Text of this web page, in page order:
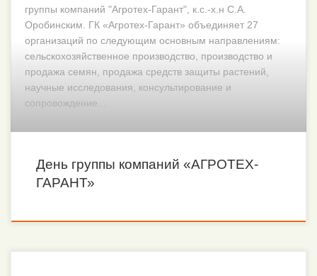
группы компаний "Агротех-Гарант", к.с.-х.н С.А.
Оробинским. ГК «Агротех-Гарант» объединяет 27
организаций по следующим основным направлениям:
сельскохозяйственное производство, производство и
продажа семян, продажа средств защиты растений,
научные исследования, консультирование и
сопровождение...
День группы компаний «АГРОТЕХ-
ГАРАНТ»